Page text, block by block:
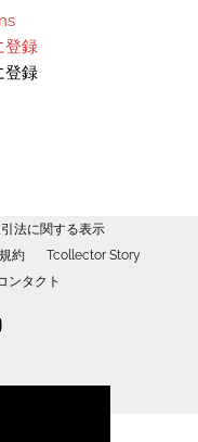
登録
登録
法に関する表示
約
Tcollector Story
ンタクト